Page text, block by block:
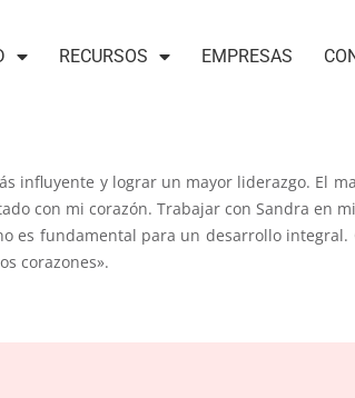
RECURSOS EMPRESAS
influyente y lograr un mayor liderazgo. El
con mi corazón. Trabajar con Sandra en
es fundamental para un desarrollo integral.
corazones».